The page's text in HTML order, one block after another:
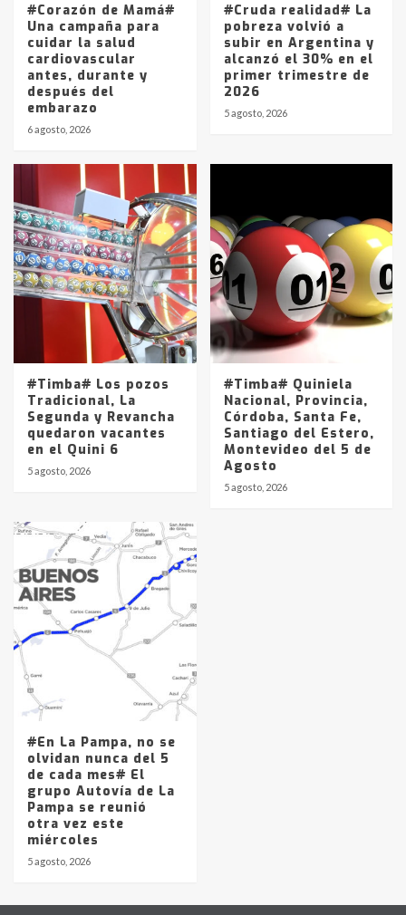
#Corazón de Mamá#
Una campaña para
cuidar la salud
cardiovascular
antes, durante y
después del
embarazo
6 agosto, 2026
#Cruda realidad# La
pobreza volvió a
subir en Argentina y
alcanzó el 30% en el
primer trimestre de
2026
5 agosto, 2026
#Timba# Los pozos
Tradicional, La
Segunda y Revancha
quedaron vacantes
en el Quini 6
5 agosto, 2026
#Timba# Quiniela
Nacional, Provincia,
Córdoba, Santa Fe,
Santiago del Estero,
Montevideo del 5 de
Agosto
5 agosto, 2026
#En La Pampa, no se
olvidan nunca del 5
de cada mes# El
grupo Autovía de La
Pampa se reunió
otra vez este
miércoles
5 agosto, 2026